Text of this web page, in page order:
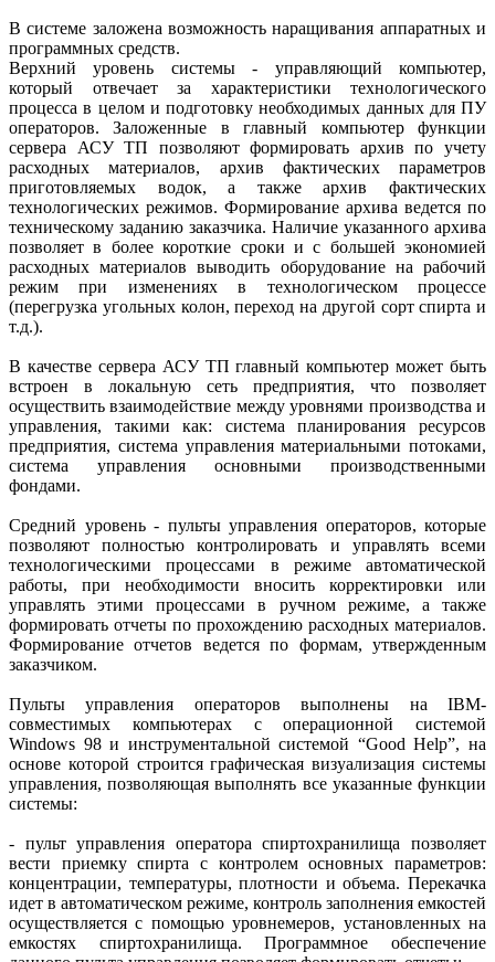
В системе заложена возможность наращивания аппаратных и
программных средств.
Верхний уровень системы - управляющий компьютер,
который отвечает за характеристики технологического
процесса в целом и подготовку необходимых данных для ПУ
операторов. Заложенные в главный компьютер функции
сервера АСУ ТП позволяют формировать архив по учету
расходных материалов, архив фактических параметров
приготовляемых водок, а также архив фактических
технологических режимов. Формирование архива ведется по
техническому заданию заказчика. Наличие указанного архива
позволяет в более короткие сроки и с большей экономией
расходных материалов выводить оборудование на рабочий
режим при изменениях в технологическом процессе
(перегрузка угольных колон, переход на другой сорт спирта и
т.д.).
В качестве сервера АСУ ТП главный компьютер может быть
встроен в локальную сеть предприятия, что позволяет
осуществить взаимодействие между уровнями производства и
управления, такими как: система планирования ресурсов
предприятия, система управления материальными потоками,
система управления основными производственными
фондами.
Средний уровень - пульты управления операторов, которые
позволяют полностью контролировать и управлять всеми
технологическими процессами в режиме автоматической
работы, при необходимости вносить корректировки или
управлять этими процессами в ручном режиме, а также
формировать отчеты по прохождению расходных материалов.
Формирование отчетов ведется по формам, утвержденным
заказчиком.
Пульты управления операторов выполнены на IBM-
совместимых компьютерах с операционной системой
Windows 98 и инструментальной системой “Good Help”, на
основе которой строится графическая визуализация системы
управления, позволяющая выполнять все указанные функции
системы:
- пульт управления оператора спиртохранилища позволяет
вести приемку спирта с контролем основных параметров:
концентрации, температуры, плотности и объема. Перекачка
идет в автоматическом режиме, контроль заполнения емкостей
осуществляется с помощью уровнемеров, установленных на
емкостях спиртохранилища. Программное обеспечение